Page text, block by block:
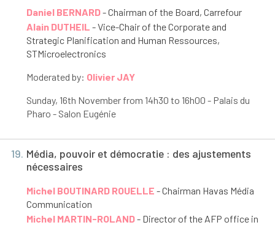
Daniel BERNARD- Chairman of the Board, Carrefour
Alain DUTHEIL - Vice-Chair of the Corporate and
Strategic Planification and Human Ressources,
STMicroelectronics
Moderated by: Olivier JAY
Sunday, 16th November from 14h30 to 16h00 - Palais du
Pharo - Salon Eugénie
19. Média, pouvoir et démocratie : des ajustements
nécessaires
Michel BOUTINARD ROUELLE - Chairman Havas Média
Communication
Michel MARTIN-ROLAND- Director of the AFP office in